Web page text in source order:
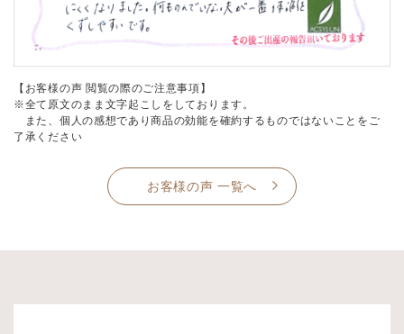
【お客様の声 閲覧の際のご注意事項】
※全て原文のまま文字起こしをしております。
また、個人の感想であり商品の効能を確約するものではないことをご
了承ください
お客様の声 一覧へ